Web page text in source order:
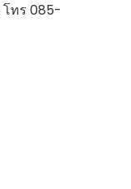
ทร 085-